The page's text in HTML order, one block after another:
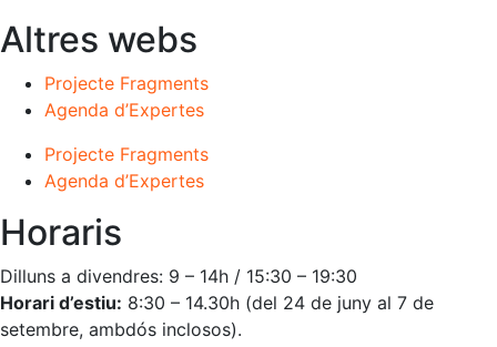
Altres webs
Projecte Fragments
Agenda d’Expertes
Projecte Fragments
Agenda d’Expertes
Horaris
Dilluns a divendres: 9 – 14h / 15:30 – 19:30
Horari d’estiu: 8:30 – 14.30h (del 24 de juny al 7 de
setembre, ambdós inclosos).